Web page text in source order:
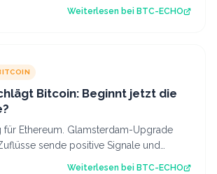
Weiterlesen bei BTC-ECHO
Bitcoin: Beginnt jetzt die
für Ethereum. Glamsterdam-Upgrade
sende positive Signale und
erstmals seit längerer Zeit…
Weiterlesen bei BTC-ECHO